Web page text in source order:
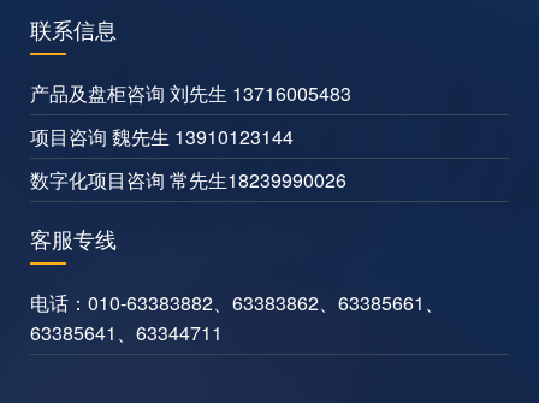
联系信息
产品及盘柜咨询 刘先生 13716005483
项目咨询 魏先生 13910123144
数字化项目咨询 常先生18239990026
客服专线
电话： 010-63383882、 63383862、 63385661 、
63385641 、 63344711